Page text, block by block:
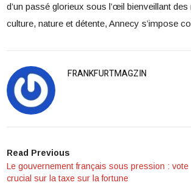
d’un passé glorieux sous l’œil bienveillant
culture, nature et détente, Annecy s’impose
FRANKFURTMAGZIN
Read Previous
Le gouvernement français sous pression : vote
crucial sur la taxe sur la fortune